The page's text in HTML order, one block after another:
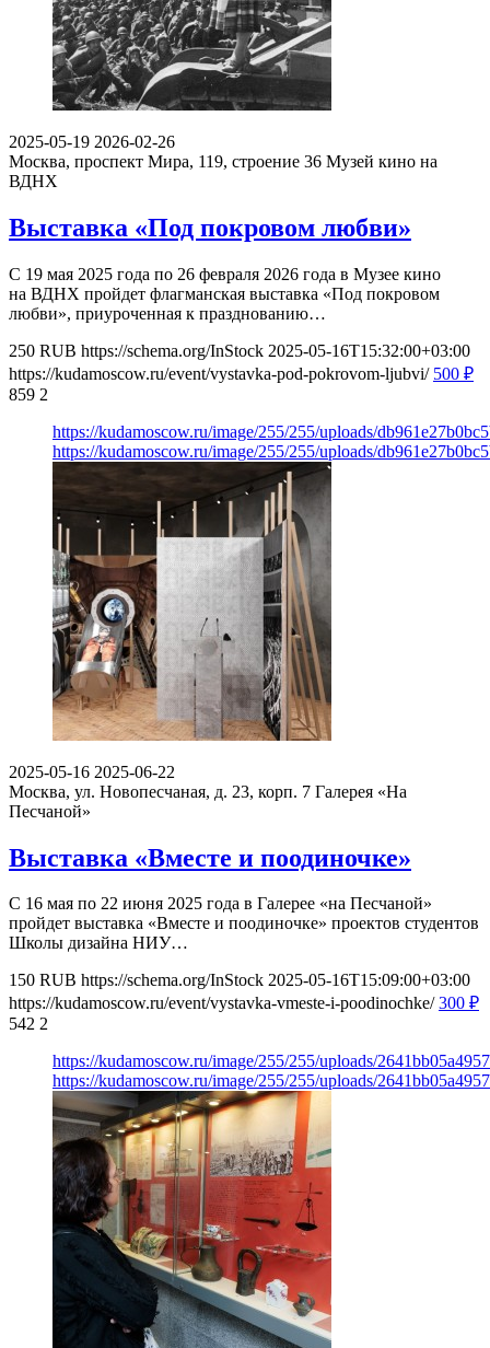
2025-05-19 2026-02-26
Москва, проспект Мира, 119, строение 36 Музей кино на
ВДНХ
Выставка «Под покровом любви»
С 19 мая 2025 года по 26 февраля 2026 года в Музее кино
на ВДНХ пройдет флагманская выставка «Под покровом
любви», приуроченная к празднованию…
250 RUB https://schema.org/InStock 2025-05-16T15:32:00+03:00
https://kudamoscow.ru/event/vystavka-pod-pokrovom-ljubvi/ 500 ₽
859 2
https://kudamoscow.ru/image/255/255/uploads/
https://kudamoscow.ru/image/255/255/uploads/
2025-05-16 2025-06-22
Москва, ул. Новопесчаная, д. 23, корп. 7 Галерея «На
Песчаной»
Выставка «Вместе и поодиночке»
С 16 мая по 22 июня 2025 года в Галерее «на Песчаной»
пройдет выставка «Вместе и поодиночке» проектов студентов
Школы дизайна НИУ…
150 RUB https://schema.org/InStock 2025-05-16T15:09:00+03:00
https://kudamoscow.ru/event/vystavka-vmeste-i-poodinochke/ 300 ₽
542 2
https://kudamoscow.ru/image/255/255/uploads/
https://kudamoscow.ru/image/255/255/uploads/